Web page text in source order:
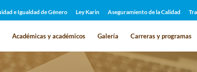
e Igualdad de Género Ley Karin Aseguramiento de la Calidad
Académicas y académicos Galería Carreras y programas